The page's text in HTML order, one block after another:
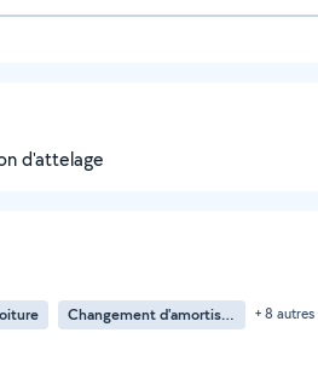
d'attelage
Changement d'amortisseur + 8 autres